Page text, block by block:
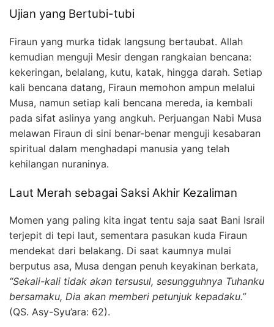
Ujian yang Bertubi-tubi
Firaun yang murka tidak langsung bertaubat. Allah
kemudian menguji Mesir dengan rangkaian bencana:
kekeringan, belalang, kutu, katak, hingga darah. Setiap
kali bencana datang, Firaun memohon ampun melalui
Musa, namun setiap kali bencana mereda, ia kembali
pada sifat aslinya yang angkuh. Perjuangan Nabi Musa
melawan Firaun di sini benar-benar menguji kesabaran
spiritual dalam menghadapi manusia yang telah
kehilangan nuraninya.
Laut Merah sebagai Saksi Akhir Kezaliman
Momen yang paling kita ingat tentu saja saat Bani Israil
terjepit di tepi laut, sementara pasukan kuda Firaun
mendekat dari belakang. Di saat kaumnya mulai
berputus asa, Musa dengan penuh keyakinan berkata,
“Sekali-kali tidak akan tersusul, sesungguhnya Tuhanku
bersamaku, Dia akan memberi petunjuk kepadaku.”
(QS. Asy-Syu’ara: 62).